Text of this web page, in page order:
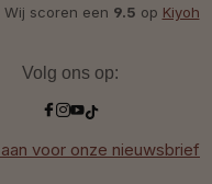
Wij scoren een 9.5 op Kiyoh
Volg ons op:
voor onze nieuwsbrief